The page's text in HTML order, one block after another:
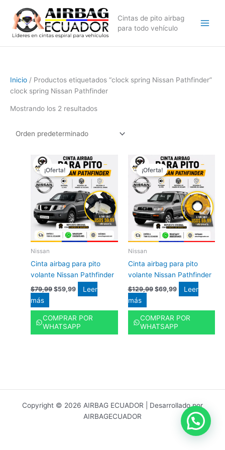
contenido
Cintas de pito airbag
para todo vehículo
Inicio / Productos etiquetados “clock spring Nissan Pathfinder”
clock spring Nissan Pathfinder
Mostrando los 2 resultados
¡Oferta!
Nissan
Cinta airbag para pito
volante Nissan Pathfinder
$79,99
precio
original
era:
$79,99.
$59,99
El
precio
actual
es:
$59,99.
Leer
más
COMPRAR POR
WHATSAPP
¡Oferta!
Nissan
Cinta airbag para pito
volante Nissan Pathfinder
$129,99
precio
original
era:
$129,99.
$69,99
El
precio
actual
es:
$69,99.
Leer
más
COMPRAR POR
WHATSAPP
Copyright © 2026 AIRBAG ECUADOR | Desarrollado por
AIRBAGECUADOR